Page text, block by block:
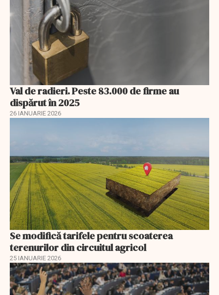
Val de radieri. Peste 83.000 de firme au
dispărut în 2025
26 IANUARIE 2026
Se modifică tarifele pentru scoaterea
terenurilor din circuitul agricol
25 IANUARIE 2026